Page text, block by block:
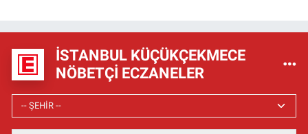
İSTANBUL KÜÇÜKÇEKMECE
NÖBETÇI ECZANELER